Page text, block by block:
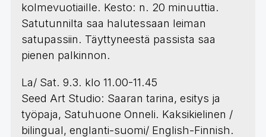
kolmevuotiaille. Kesto: n. 20 minuuttia.
Satutunnilta saa halutessaan leiman
satupassiin. Täyttyneestä passista saa
pienen palkinnon.
La/ Sat. 9.3. klo 11.00-11.45
Seed Art Studio: Saaran tarina, esitys ja
työpaja, Satuhuone Onneli. Kaksikielinen /
bilingual, englanti-suomi/ English-Finnish.